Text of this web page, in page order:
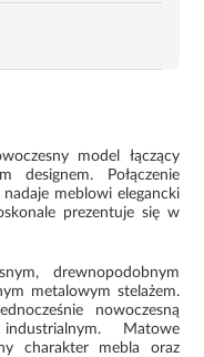
model łączący
designem. Połączenie
meblowi elegancki
prezentuje się w
drewnopodobnym
metalowym stelażem.
nowoczesną
Matowe
charakter mebla oraz